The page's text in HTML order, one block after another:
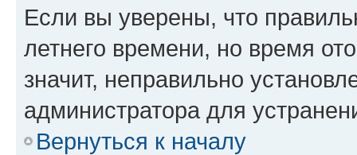
Если вы уверены, что
летнего времени, но время
значит, неправильно
администратора для
Вернуться к началу